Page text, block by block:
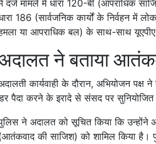
दर्ज मामले में धारा 120-बी (आपराधिक
186 (सार्वजनिक कार्यों के निर्वहन
या आपराधिक बल) के साथ-साथ
ने बताया
कार्यवाही के दौरान, अभियोजन पक्ष
पैदा करने के इरादे से संसद पर सुनियोजित
ने अदालत को सूचित किया कि उन्होंने
की साजिश) को शामिल किया है।